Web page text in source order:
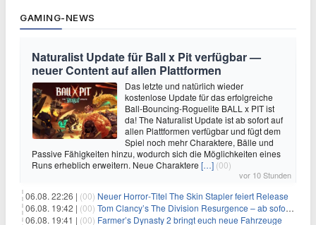
GAMING-NEWS
Naturalist Update für Ball x Pit verfügbar —
neuer Content auf allen Plattformen
Das letzte und natürlich wieder
kostenlose Update für das erfolgreiche
Ball-Bouncing-Roguelite BALL x PIT ist
da! The Naturalist Update ist ab sofort auf
allen Plattformen verfügbar und fügt dem
Spiel noch mehr Charaktere, Bälle und
Passive Fähigkeiten hinzu, wodurch sich die Möglichkeiten eines
Runs erheblich erweitern. Neue Charaktere […] (00)
vor 10 Stunden
06.08. 22:26 | (00) Neuer Horror‑Titel The Skin Stapler feiert Release
06.08. 19:42 | (00) Tom Clancy’s The Division Resurgence – ab sofort für euch verfügbar
06.08. 19:41 | (00) Farmer’s Dynasty 2 bringt euch neue Fahrzeuge